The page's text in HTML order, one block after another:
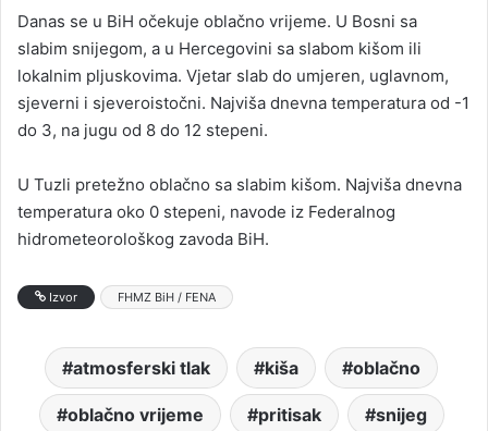
Danas se u BiH očekuje oblačno vrijeme. U Bosni sa
slabim snijegom, a u Hercegovini sa slabom kišom ili
lokalnim pljuskovima. Vjetar slab do umjeren, uglavnom,
sjeverni i sjeveroistočni. Najviša dnevna temperatura od -1
do 3, na jugu od 8 do 12 stepeni.
U Tuzli pretežno oblačno sa slabim kišom. Najviša dnevna
temperatura oko 0 stepeni, navode iz Federalnog
hidrometeorološkog zavoda BiH.
Izvor FHMZ BiH / FENA
atmosferski tlak kiša oblačno
oblačno vrijeme pritisak snijeg